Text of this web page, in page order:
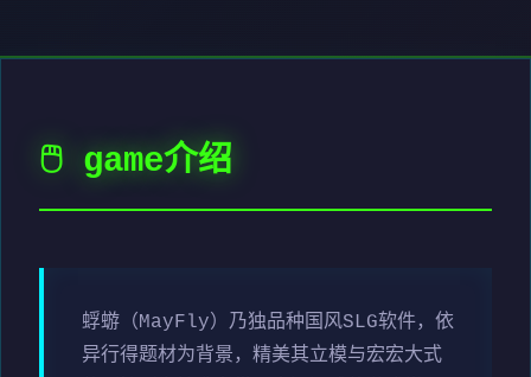
🖱️ game介绍
蜉蝣（MayFly）乃独品种国风SLG软件，依
异行得题材为背景，精美其立模与宏宏大式